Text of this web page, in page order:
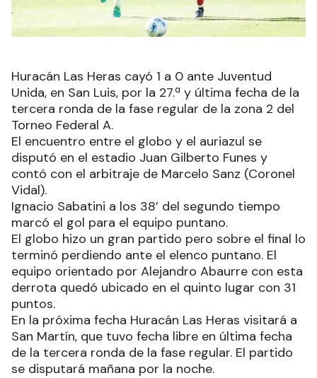
Huracán Las Heras cayó 1 a 0 ante Juventud
Unida, en San Luis, por la 27.ª y última fecha de la
tercera ronda de la fase regular de la zona 2 del
Torneo Federal A.
El encuentro entre el globo y el auriazul se
disputó en el estadio Juan Gilberto Funes y
contó con el arbitraje de Marcelo Sanz (Coronel
Vidal).
Ignacio Sabatini a los 38’ del segundo tiempo
marcó el gol para el equipo puntano.
El globo hizo un gran partido pero sobre el final lo
terminó perdiendo ante el elenco puntano. El
equipo orientado por Alejandro Abaurre con esta
derrota quedó ubicado en el quinto lugar con 31
puntos.
En la próxima fecha Huracán Las Heras visitará a
San Martín, que tuvo fecha libre en última fecha
de la tercera ronda de la fase regular. El partido
se disputará mañana por la noche.